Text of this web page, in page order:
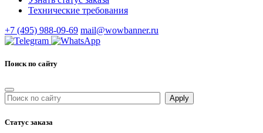
Технические требования
+7 (495) 988-09-69 mail@wowbanner.ru
Поиск по сайту
Статус заказа